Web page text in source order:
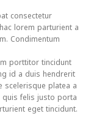
consectetur
lorem parturient a
Condimentum
porttitor tincidunt
id a duis hendrerit
scelerisque platea a
felis justo porta
eget tincidunt.